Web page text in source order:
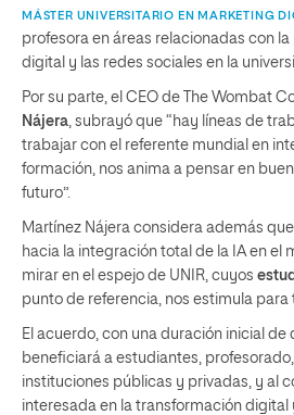
MÁSTER UNIVERSITARIO EN MARKETING
profesora en áreas relacionadas con
digital y las redes sociales en la
Por su parte, el CEO de The Wombat
Nájera , subrayó que “hay líneas de
trabajar con el referente mundial en
formación, nos anima a pensar en
futuro”.
Martínez Nájera considera además
hacia la integración total de la IA en
mirar en el espejo de UNIR, cuyos
punto de referencia, nos estimula para
El acuerdo, con una duración inicial de
beneficiará a estudiantes,
instituciones públicas y privadas, y al
interesada en la transformación digital